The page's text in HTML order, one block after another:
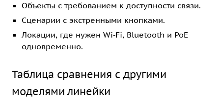
Объекты с требованием к доступности связи.
Сценарии с экстренными кнопками.
Локации, где нужен Wi‑Fi, Bluetooth и PoE
одновременно.
Таблица сравнения с другими
моделями линейки